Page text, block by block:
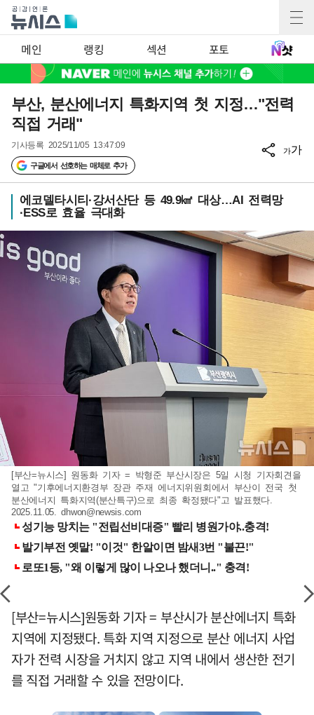
메인 랭킹 섹션 포토
부산, 분산에너지 특화지역 첫 지정…"전력
직접 거래"
기사등록 2025/11/05 13:47:09
구글에서 선호하는 매체로 추가
가가
에코델타시티·강서산단 등 49.9㎢ 대상…AI 전력망
·ESS로 효율 극대화
[부산=뉴시스] 원동화 기자 = 박형준 부산시장은 5일 시청 기자회견을
열고 "기후에너지환경부 장관 주재 에너지위원회에서 부산이 전국 첫
분산에너지 특화지역(분산특구)으로 최종 확정됐다"고 발표했다.
2025.11.05.dhwon@newsis.com
[부산=뉴시스]원동화 기자 = 부산시가 분산에너지 특화
지역에 지정됐다. 특화 지역 지정으로 분산 에너지 사업
자가 전력 시장을 거치지 않고 지역 내에서 생산한 전기
를 직접 거래할 수 있을 전망이다.